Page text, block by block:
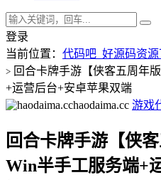
登录
当前位置： 代码吧_好源码资源
> 回合卡牌手游【侠客五周年
+运营后台+安卓苹果双端
haodaima.cc 游戏
回合卡牌手游【侠
Win半手工服务端+